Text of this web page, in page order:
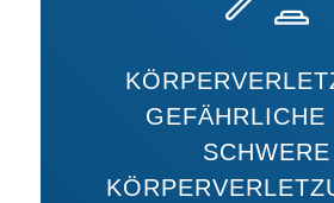
GEFÄHRLICHE
SCHWERE